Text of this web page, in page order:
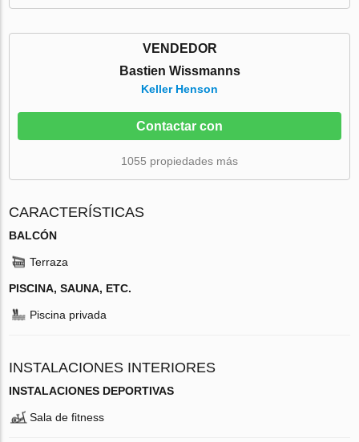
VENDEDOR
Bastien Wissmanns
Keller Henson
Contactar con
1055 propiedades más
CARACTERÍSTICAS
BALCÓN
Terraza
PISCINA, SAUNA, ETC.
Piscina privada
INSTALACIONES INTERIORES
INSTALACIONES DEPORTIVAS
Sala de fitness